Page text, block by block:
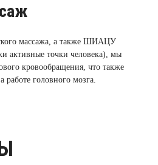
массажа, а также ШИАЦУ
активные точки человека), мы
кровообращения, что также
работе головного мозга.